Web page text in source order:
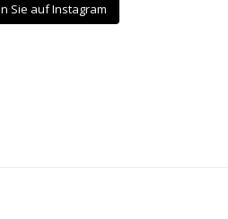
Sie auf Instagram